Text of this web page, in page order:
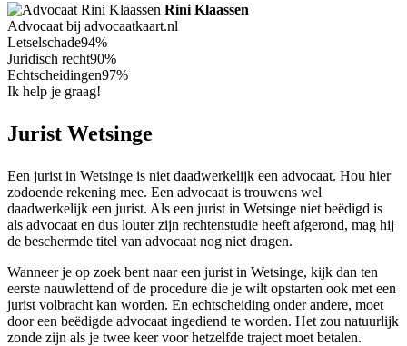
Rini Klaassen
Advocaat bij advocaatkaart.nl
Letselschade94%
Juridisch recht90%
Echtscheidingen97%
Ik help je graag!
Jurist Wetsinge
Een jurist in Wetsinge is niet daadwerkelijk een advocaat. Hou hier
zodoende rekening mee. Een advocaat is trouwens wel
daadwerkelijk een jurist. Als een jurist in Wetsinge niet beëdigd is
als advocaat en dus louter zijn rechtenstudie heeft afgerond, mag hij
de beschermde titel van advocaat nog niet dragen.
Wanneer je op zoek bent naar een jurist in Wetsinge, kijk dan ten
eerste nauwlettend of de procedure die je wilt opstarten ook met een
jurist volbracht kan worden. En echtscheiding onder andere, moet
door een beëdigde advocaat ingediend te worden. Het zou natuurlijk
zonde zijn als je twee keer voor hetzelfde traject moet betalen.